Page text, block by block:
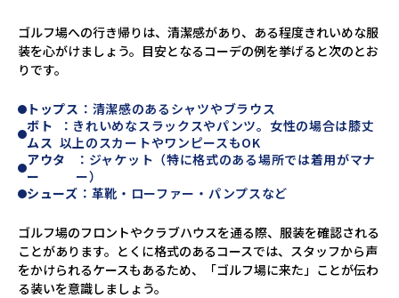
ゴルフ場への行き帰りは、清潔感があり、ある程度きれいめな服
装を心がけましょう。目安となるコーデの例を挙げると次のとお
りです。
トップス ：清潔感のあるシャツやブラウス
ボト
ムス
：きれいめなスラックスやパンツ。女性の場合は膝丈
以上のスカートやワンピースもOK
アウタ
ー
：ジャケット（特に格式のある場所では着用がマナ
ー）
シューズ ：革靴・ローファー・パンプスなど
ゴルフ場のフロントやクラブハウスを通る際、服装を確認される
ことがあります。とくに格式のあるコースでは、スタッフから声
をかけられるケースもあるため、「ゴルフ場に来た」ことが伝わ
る装いを意識しましょう。